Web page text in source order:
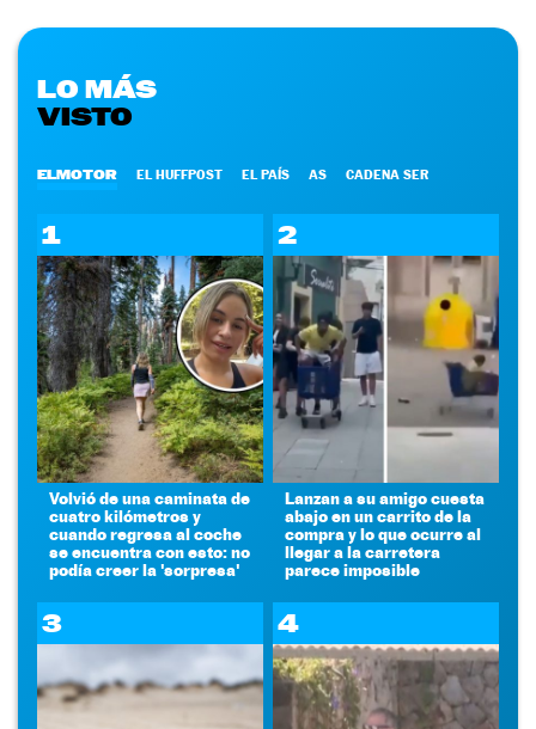
LO MÁS
VISTO
ELMOTOR EL HUFFPOST EL PAÍS AS CADENA SER
1
Volvió de una caminata de
cuatro kilómetros y
cuando regresa al coche
se encuentra con esto: no
podía creer la 'sorpresa'
2
Lanzan a su amigo cuesta
abajo en un carrito de la
compra y lo que ocurre al
llegar a la carretera
parece imposible
3 4